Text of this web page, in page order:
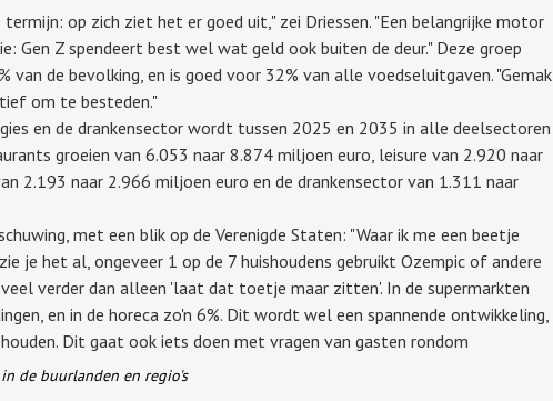
op zich ziet het er goed uit," zei Driessen. "Een belangrijke motor
Gen Z spendeert best wel wat geld ook buiten de deur." Deze groep
van de bevolking, en is goed voor 32% van alle voedseluitgaven. "Gemak
om te besteden."
en de drankensector wordt tussen 2025 en 2035 in alle deelsectoren
groeien van 6.053 naar 8.874 miljoen euro, leisure van 2.920 naar
2.193 naar 2.966 miljoen euro en de drankensector van 1.311 naar
met een blik op de Verenigde Staten: "Waar ik me een beetje
je het al, ongeveer 1 op de 7 huishoudens gebruikt Ozempic of andere
verder dan alleen 'laat dat toetje maar zitten'. In de supermarkten
en in de horeca zo'n 6%. Dit wordt wel een spannende ontwikkeling,
Dit gaat ook iets doen met vragen van gasten rondom
de buurlanden en regio's